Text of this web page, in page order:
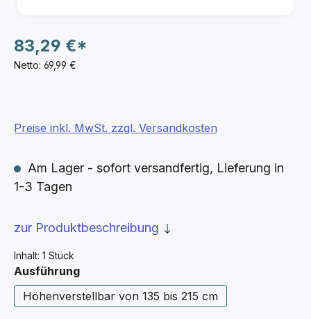
Netto: 69,99 €
83,29 €*
Inhalt: 1 Stück
Preise inkl. MwSt. zzgl. Versandkosten
Am Lager - sofort versandfertig, Lieferung in
1-3 Tagen
zur Produktbeschreibung
Ausführungauswählen
Höhenverstellbar von 135 bis 215 cm